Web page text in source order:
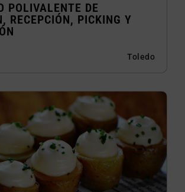
POLIVALENTE DE
RECEPCIÓN, PICKING Y
Toledo